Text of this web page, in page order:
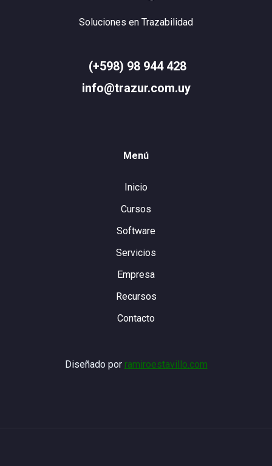
Soluciones en Trazabilidad
(+598) 98 944 428
info@trazur.com.uy
Menú
Inicio
Cursos
Software
Servicios
Empresa
Recursos
Contacto
Diseñado por ramiroestavillo.com